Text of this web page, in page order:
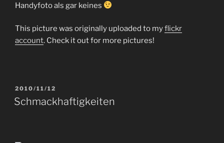
Handyfoto als gar keines
This picture was originally uploaded to myflickr
account. Check it out for more pictures!
POSTED
ON
2010/11/12
Schmackhaftigkeiten